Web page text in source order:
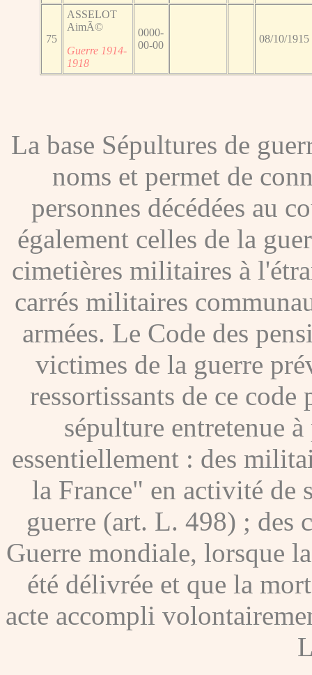
75
ASSELOT
AimÃ©
Guerre 1914-
1918
0000-
00-00
08/10/1915
La base Sépultures de
noms et permet de
personnes décédées au
également celles de la
cimetières militaires à
carrés militaires
armées. Le Code des
victimes de la guerre
ressortissants de ce code
sépulture entretenue
essentiellement : des
la France" en activité de
guerre (art. L. 498) ; des
Guerre mondiale, lorsque
été délivrée et que la
acte accompli